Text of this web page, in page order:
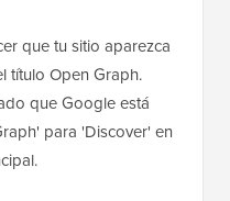
que tu sitio aparezca
título Open Graph.
que Google está
para 'Discover' en